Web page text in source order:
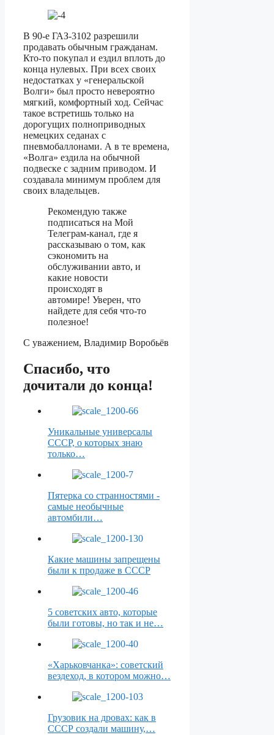
В 90-е ГАЗ-3102 разрешили
продавать обычным гражданам.
Кто-то покупал и ездил вплоть до
конца нулевых. При всех своих
недостатках у «генеральской
Волги» был просто невероятно
мягкий, комфортный ход. Сейчас
такое встретишь только на
дорогущих полноприводных
немецких седанах с
пневмобаллонами. А в те времена,
«Волга» ездила на обычной
подвеске с задним приводом. И
создавала минимум проблем для
своих владельцев.
Рекомендую также
подписаться на Мой
Телеграм-канал, где я
рассказываю о том, как
сэкономить на
обслуживании авто, и
какие новости
происходят в
автомире! Уверен, что
найдете для себя что-то
полезное!
С уважением, Владимир Воробьёв
Спасибо, что
дочитали до конца!
Уникальные универсалы
СССР, о которых знаю
только…
Пятерка со странностями -
самые необычные
автомбили…
Какие машины запрещены
были к продаже в СССР
5 советских авто, которые
были готовы, но так и не…
«Харьковчанка»: советский
вездеход, в котором можно…
Грузовик на дровах: как в
СССР создали машину,…